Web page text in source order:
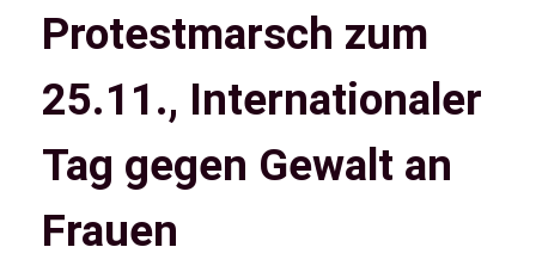
Protestmarsch zum
25.11., Internationaler
Tag gegen Gewalt an
Frauen